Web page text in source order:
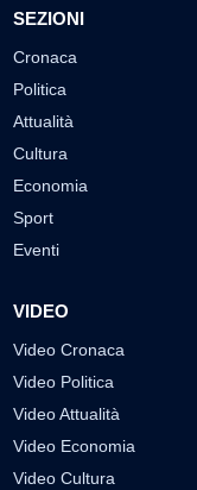
SEZIONI
Cronaca
Politica
Attualità
Cultura
Economia
Sport
Eventi
VIDEO
Video Cronaca
Video Politica
Video Attualità
Video Economia
Video Cultura